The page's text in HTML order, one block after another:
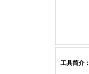
工具简介：